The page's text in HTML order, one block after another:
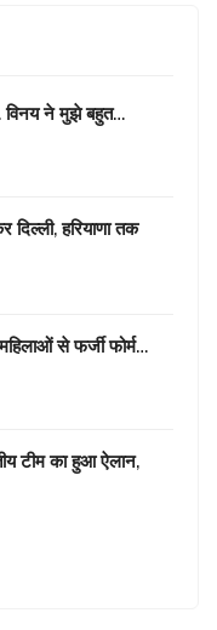
विनय ने मुझे बहुत…
दिल्ली, हरियाणा तक
से फर्जी फोर्म…
टीम का हुआ ऐलान,